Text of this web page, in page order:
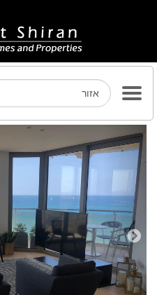
Next